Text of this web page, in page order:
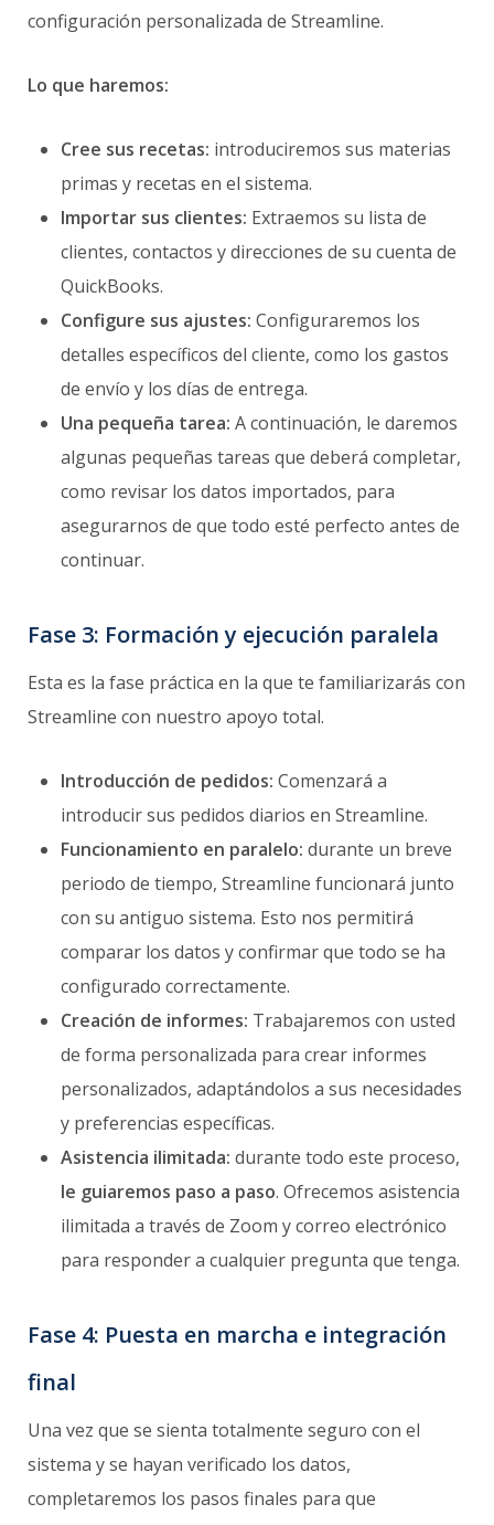
configuración personalizada de Streamline.
Lo que haremos:
Cree sus recetas: introduciremos sus materias
primas y recetas en el sistema.
Importar sus clientes: Extraemos su lista de
clientes, contactos y direcciones de su cuenta de
QuickBooks.
Configure sus ajustes: Configuraremos los
detalles específicos del cliente, como los gastos
de envío y los días de entrega.
Una pequeña tarea: A continuación, le daremos
algunas pequeñas tareas que deberá completar,
como revisar los datos importados, para
asegurarnos de que todo esté perfecto antes de
continuar.
Fase 3: Formación y ejecución paralela
Esta es la fase práctica en la que te familiarizarás con
Streamline con nuestro apoyo total.
Introducción de pedidos: Comenzará a
introducir sus pedidos diarios en Streamline.
Funcionamiento en paralelo: durante un breve
periodo de tiempo, Streamline funcionará junto
con su antiguo sistema. Esto nos permitirá
comparar los datos y confirmar que todo se ha
configurado correctamente.
Creación de informes: Trabajaremos con usted
de forma personalizada para crear informes
personalizados, adaptándolos a sus necesidades
y preferencias específicas.
Asistencia ilimitada: durante todo este proceso,
le guiaremos paso a paso. Ofrecemos asistencia
ilimitada a través de Zoom y correo electrónico
para responder a cualquier pregunta que tenga.
Fase 4: Puesta en marcha e integración
final
Una vez que se sienta totalmente seguro con el
sistema y se hayan verificado los datos,
completaremos los pasos finales para que